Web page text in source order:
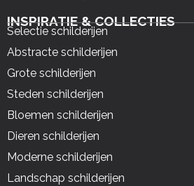
INSPIRATIE & COLLECTIES
Selectie schilderijen
Abstracte schilderijen
Grote schilderijen
Steden schilderijen
Bloemen schilderijen
Dieren schilderijen
Moderne schilderijen
Landschap schilderijen